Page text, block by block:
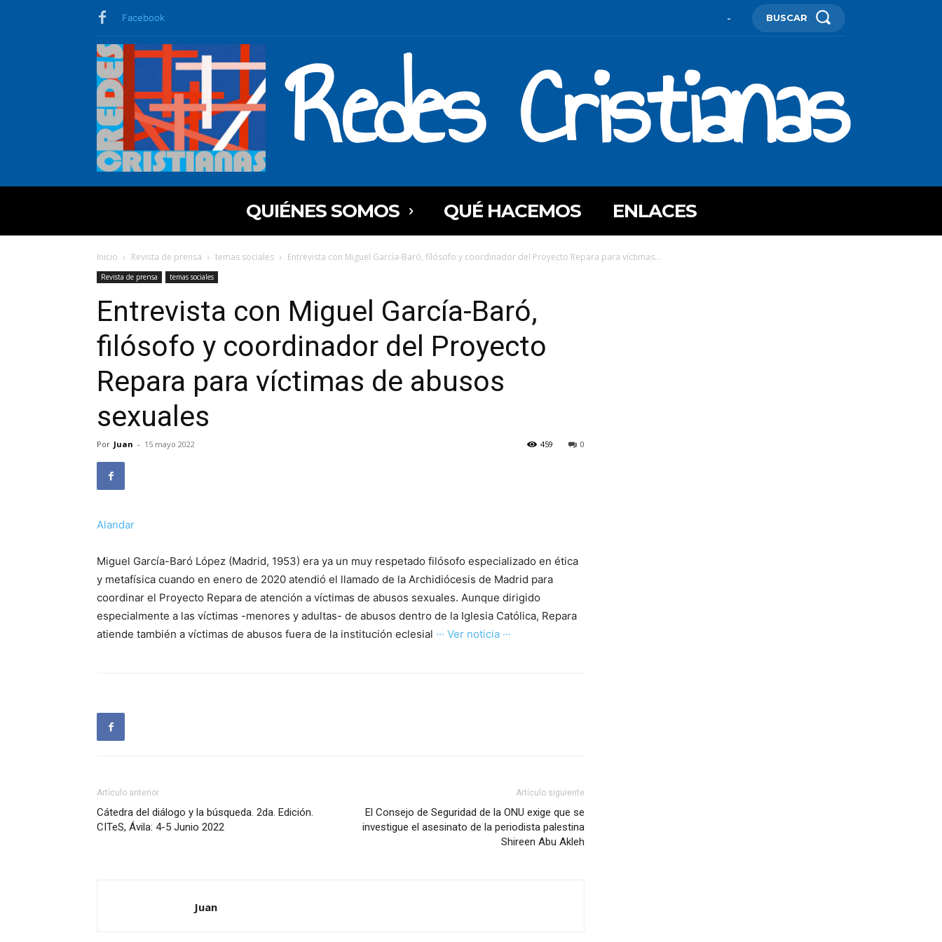
Facebook - BUSCAR
Redes Cristianas
QUIÉNES SOMOS QUÉ HACEMOS ENLACES
Inicio Revista de prensa temas sociales Entrevista con Miguel García-Baró, filósofo y coordinador del Proyecto Repara para víctimas...
Revista de prensa temas sociales
Entrevista con Miguel García-Baró,
filósofo y coordinador del Proyecto
Repara para víctimas de abusos
sexuales
Por Juan - 15 mayo 2022 0
459
Alandar
Miguel García-Baró López (Madrid, 1953) era ya un muy respetado filósofo especializado en ética
y metafísica cuando en enero de 2020 atendió el llamado de la Archidiócesis de Madrid para
coordinar el Proyecto Repara de atención a víctimas de abusos sexuales. Aunque dirigido
especialmente a las víctimas -menores y adultas- de abusos dentro de la Iglesia Católica, Repara
atiende también a víctimas de abusos fuera de la institución eclesial ··· Ver noticia ···
Artículo anterior
Cátedra del diálogo y la búsqueda. 2da. Edición.
CITeS, Ávila: 4-5 Junio 2022
Artículo siguiente
El Consejo de Seguridad de la ONU exige que se
investigue el asesinato de la periodista palestina
Shireen Abu Akleh
Juan